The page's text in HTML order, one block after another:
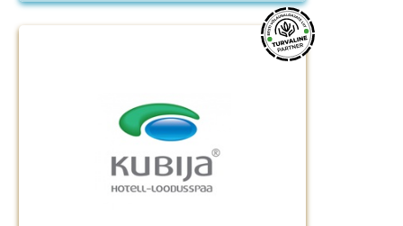
Muuda pildi
kirjeldust